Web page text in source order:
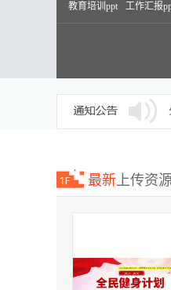
教育培训ppt
工作汇报
述职报告ppt
最新上传资源